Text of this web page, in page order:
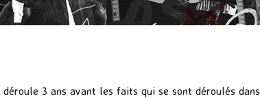
3 ans avant les faits qui se sont déroulés dans